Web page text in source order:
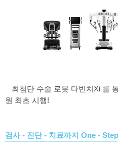
최첨단 수술 로봇 다빈치Xi 를
원 최초 시행!
검사 - 진단 - 치료까지 One - Step